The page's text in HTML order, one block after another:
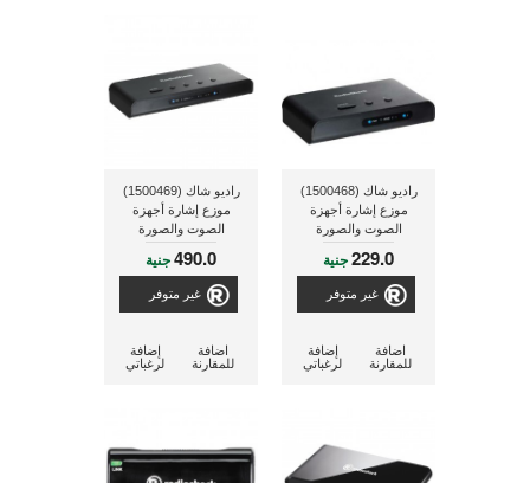
راديو شاك (1500468)
موزع إشارة أجهزة
الصوت والصورة
229.0جنية
غير متوفر
إضافة
لرغباتي
اضافة
للمقارنة
راديو شاك (1500469)
موزع إشارة أجهزة
الصوت والصورة
490.0جنية
غير متوفر
إضافة
لرغباتي
اضافة
للمقارنة